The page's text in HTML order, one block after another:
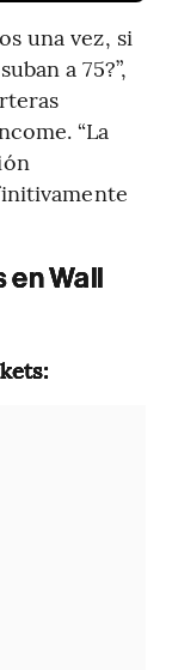
una vez, si
a 75?”,
“La
en Wall